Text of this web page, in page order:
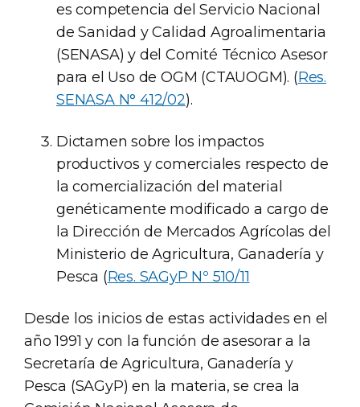
es competencia del Servicio Nacional
de Sanidad y Calidad Agroalimentaria
(SENASA) y del Comité Técnico Asesor
para el Uso de OGM (CTAUOGM). (Res.
SENASA N° 412/02).
Dictamen sobre los impactos
productivos y comerciales respecto de
la comercialización del material
genéticamente modificado a cargo de
la Dirección de Mercados Agrícolas del
Ministerio de Agricultura, Ganadería y
Pesca (Res. SAGyP Nº 510/11
Desde los inicios de estas actividades en el
año 1991 y con la función de asesorar a la
Secretaría de Agricultura, Ganadería y
Pesca (SAGyP) en la materia, se crea la